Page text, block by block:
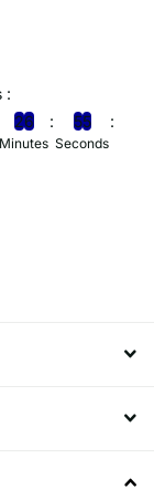
:
26
Minutes
55
Seconds